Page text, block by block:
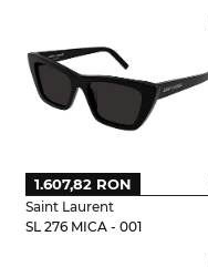
Saint Laurent
SL 276 MICA - 001
1.607,82 RON